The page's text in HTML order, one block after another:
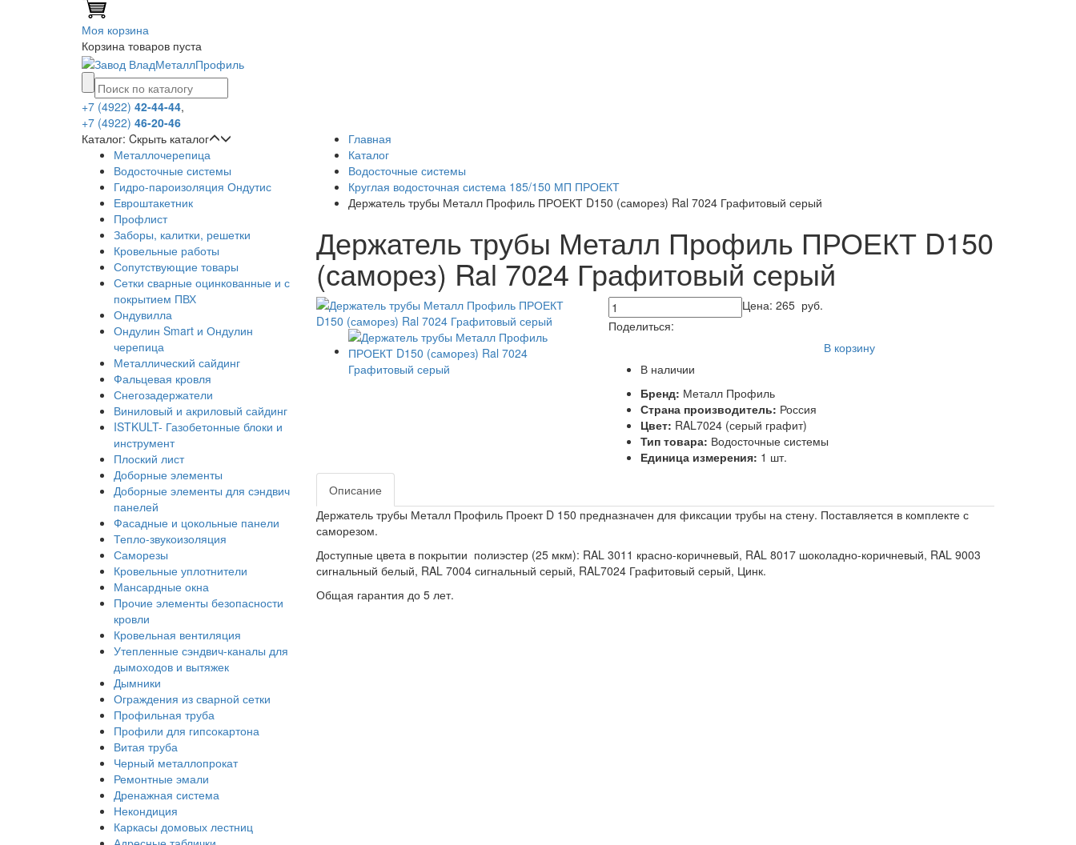
Моя корзина
Корзина товаров пуста
+7 (4922) 42-44-44,
+7 (4922) 46-20-46
Каталог: Cкрыть каталог
Металлочерепица
Водосточные системы
Гидро-пароизоляция Ондутис
Евроштакетник
Профлист
Заборы, калитки, решетки
Кровельные работы
Сопутствующие товары
Сетки сварные оцинкованные и с
покрытием ПВХ
Ондувилла
Ондулин Smart и Ондулин
черепица
Металлический сайдинг
Фальцевая кровля
Снегозадержатели
Виниловый и акриловый сайдинг
ISTKULT- Газобетонные блоки и
инструмент
Плоский лист
Доборные элементы
Доборные элементы для сэндвич
панелей
Фасадные и цокольные панели
Тепло-звукоизоляция
Саморезы
Кровельные уплотнители
Мансардные окна
Прочие элементы безопасности
кровли
Кровельная вентиляция
Утепленные сэндвич-каналы для
дымоходов и вытяжек
Дымники
Ограждения из сварной сетки
Профильная труба
Профили для гипсокартона
Витая труба
Черный металлопрокат
Ремонтные эмали
Дренажная система
Некондиция
Каркасы домовых лестниц
Главная
Каталог
Водосточные системы
Круглая водосточная система 185/150 МП ПРОЕКТ
Держатель трубы Металл Профиль ПРОЕКТ D150 (саморез) Ral 7024 Графитовый серый
Держатель трубы Металл Профиль ПРОЕКТ D150
(саморез) Ral 7024 Графитовый серый
Цена:265 руб.
Поделиться:
В корзину
В наличии
Бренд: Металл Профиль
Страна производитель: Россия
Цвет: RAL7024 (серый графит)
Тип товара: Водосточные системы
Единица измерения: 1 шт.
Описание
Держатель трубы Металл Профиль Проект D 150 предназначен для фиксации трубы на стену. Поставляется в комплекте с
саморезом.
Доступные цвета в покрытии полиэстер (25 мкм): RAL 3011 красно-коричневый, RAL 8017 шоколадно-коричневый, RAL 9003
сигнальный белый, RAL 7004 сигнальный серый, RAL7024 Графитовый серый, Цинк.
Общая гарантия до 5 лет.